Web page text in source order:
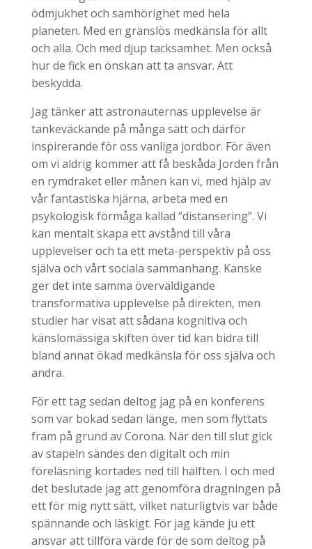
ödmjukhet och samhörighet med hela
planeten. Med en gränslös medkänsla för allt
och alla. Och med djup tacksamhet. Men också
hur de fick en önskan att ta ansvar. Att
beskydda.
Jag tänker att astronauternas upplevelse är
tankeväckande på många sätt och därför
inspirerande för oss vanliga jordbor. För även
om vi aldrig kommer att få beskåda Jorden från
en rymdraket eller månen kan vi, med hjälp av
vår fantastiska hjärna, arbeta med en
psykologisk förmåga kallad “distansering”. Vi
kan mentalt skapa ett avstånd till våra
upplevelser och ta ett meta-perspektiv på oss
själva och vårt sociala sammanhang. Kanske
ger det inte samma överväldigande
transformativa upplevelse på direkten, men
studier har visat att sådana kognitiva och
känslomässiga skiften över tid kan bidra till
bland annat ökad medkänsla för oss själva och
andra.
För ett tag sedan deltog jag på en konferens
som var bokad sedan länge, men som flyttats
fram på grund av Corona. När den till slut gick
av stapeln sändes den digitalt och min
föreläsning kortades ned till hälften. I och med
det beslutade jag att genomföra dragningen på
ett för mig nytt sätt, vilket naturligtvis var både
spännande och läskigt. För jag kände ju ett
ansvar att tillföra värde för de som deltog på